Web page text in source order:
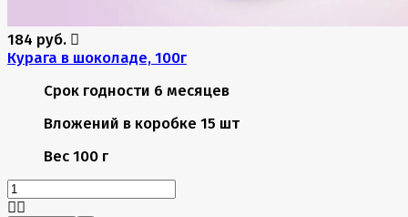
184 руб.
Курага в шоколаде, 100г
Срок годности 6 месяцев
Вложений в коробке 15 шт
Вес 100 г